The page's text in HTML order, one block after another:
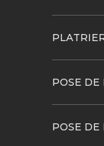
POSE DE
POSE DE